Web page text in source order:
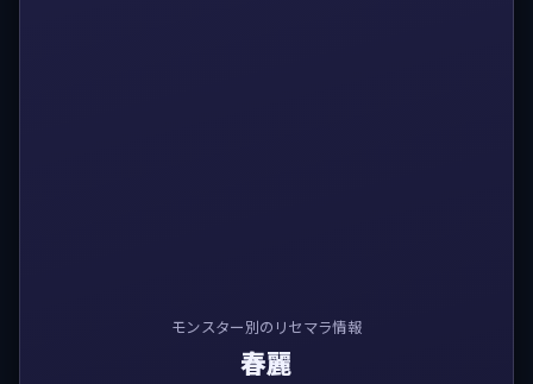
モンスター別のリセマラ情報
春麗